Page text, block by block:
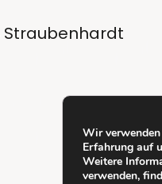
Straubenhardt
Wir
Erfahrung auf
Weitere
verwenden,